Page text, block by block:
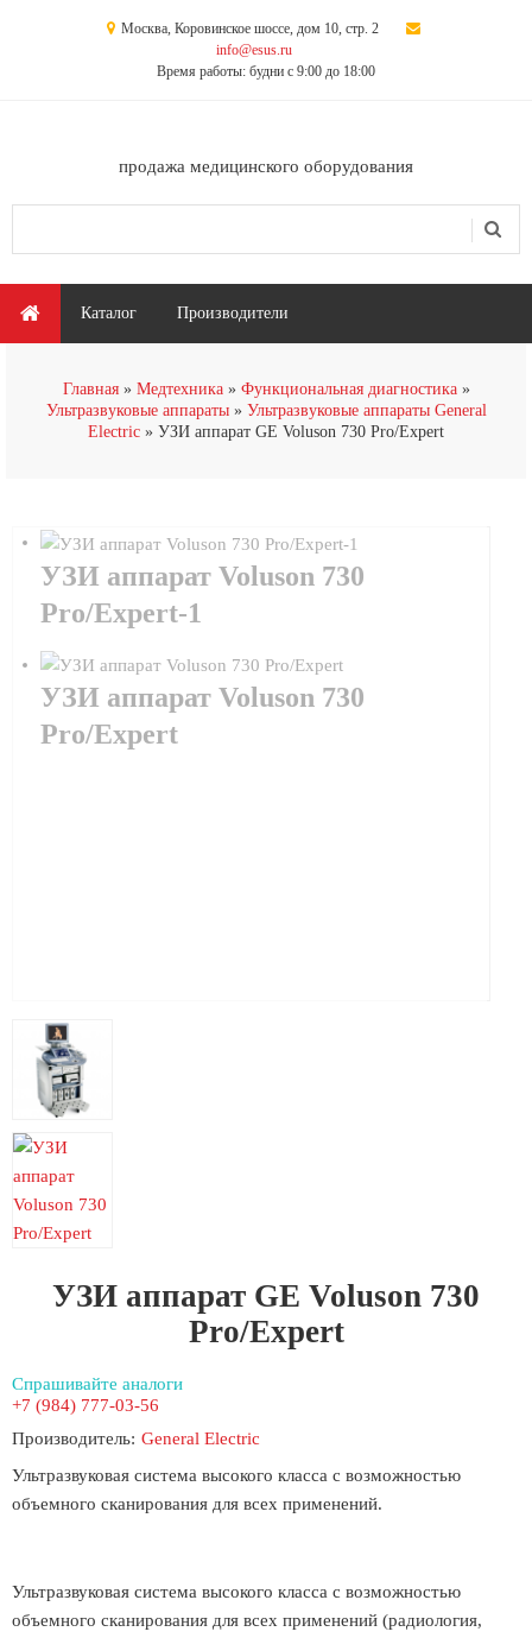
Москва, Коровинское шоссе, дом 10, стр. 2
info@esus.ru
Время работы: будни с 9:00 до 18:00
продажа медицинского оборудования
Главное меню
Каталог Производители
Главная Медтехника
Функциональная диагностика
Ультразвуковые аппараты
Ультразвуковые аппараты General
Electric
УЗИ аппарат GE Voluson 730 Pro/Expert
УЗИ аппарат Voluson 730
Pro/Expert-1
УЗИ аппарат Voluson 730
Pro/Expert
УЗИ аппарат GE Voluson 730
Pro/Expert
Спрашивайте аналоги
+7 (984) 777-03-56
Производитель: General Electric
Ультразвуковая система высокого класса с возможностью
объемного сканирования для всех применений.
Ультразвуковая система высокого класса с возможностью
объемного сканирования для всех применений (радиология,